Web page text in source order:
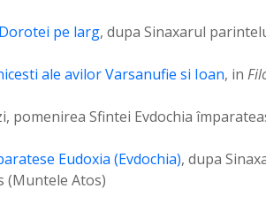
pe larg, dupa Sinaxarul
ale avilor Varsanufie si Ioan, in
pomenirea Sfintei Evdochia
Eudoxia (Evdochia), dupa
(Muntele Atos)